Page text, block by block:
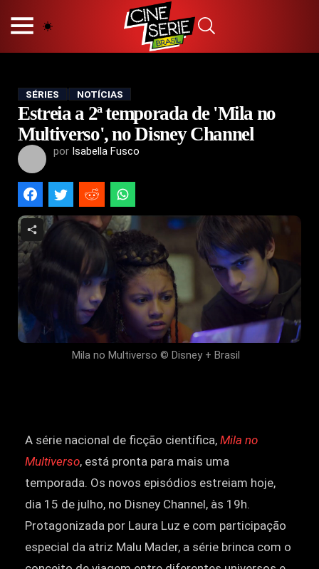
POLÍTICA DE PRIVACIDADE
TERMOS E CONDIÇÕES
CONTATO
Hot
Popular
Tendência
Filmes
SÉRIES NOTÍCIAS
Estreia a 2ª temporada de 'Mila no
Multiverso', no Disney Channel
por Isabella Fusco
Mila no Multiverso © Disney + Brasil
A série nacional de ficção científica, Mila no
Multiverso, está pronta para mais uma
temporada. Os novos episódios estreiam hoje,
dia 15 de julho, no Disney Channel, às 19h.
Protagonizada por Laura Luz e com participação
especial da atriz Malu Mader, a série brinca com o